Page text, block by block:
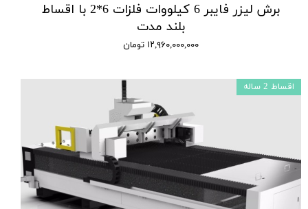
برش لیزر فایبر 6 کیلووات فلزات 6*2 با اقساط
بلند مدت
۱۲,۹۶۰,۰۰۰,۰۰۰ تومان
اقساط 2 ساله